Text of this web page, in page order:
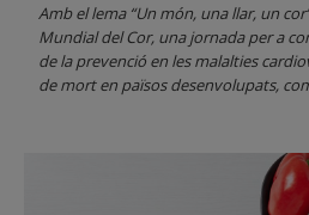
Amb el lema “Un món, una llar, un
Mundial del Cor, una jornada per a
de la prevenció en les malalties
de mort en països desenvolupats,